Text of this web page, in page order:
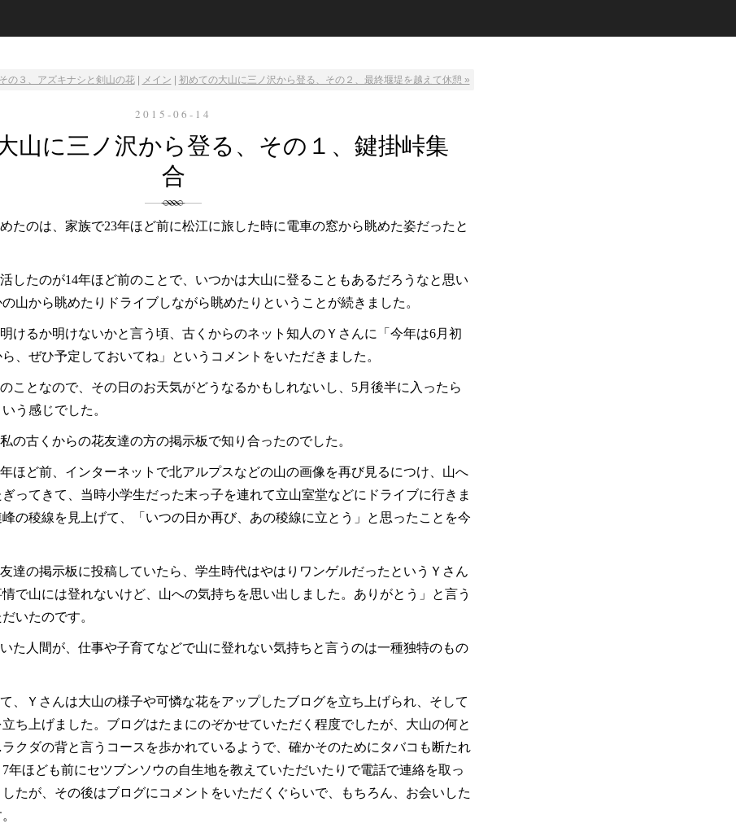
の３、アズキナシと剣山の花| メイン 初めての大山に三ノ沢から登る、その２、最終堰堤を越えて休憩 »
2015-06-14
山に三ノ沢から登る、その１、鍵掛峠集
合
たのは、家族で23年ほど前に松江に旅した時に電車の窓から眺めた姿だったと
したのが14年ほど前のことで、いつかは大山に登ることもあるだろうなと思い
山から眺めたりドライブしながら眺めたりということが続きました。
けるか明けないかと言う頃、古くからのネット知人のＹさんに「今年は6月初
、ぜひ予定しておいてね」というコメントをいただきました。
ことなので、その日のお天気がどうなるかもしれないし、5月後半に入ったら
う感じでした。
の古くからの花友達の方の掲示板で知り合ったのでした。
ほど前、インターネットで北アルプスなどの山の画像を再び見るにつけ、山へ
ってきて、当時小学生だった末っ子を連れて立山室堂などにドライブに行きま
の稜線を見上げて、「いつの日か再び、あの稜線に立とう」と思ったことを今
達の掲示板に投稿していたら、学生時代はやはりワンゲルだったというＹさん
で山には登れないけど、山への気持ちを思い出しました。ありがとう」と言う
いたのです。
た人間が、仕事や子育てなどで山に登れない気持ちと言うのは一種独特のもの
、Ｙさんは大山の様子や可憐な花をアップしたブログを立ち上げられ、そして
ち上げました。ブログはたまにのぞかせていただく程度でしたが、大山の何と
クダの背と言うコースを歩かれているようで、確かそのためにタバコも断たれ
年ほども前にセツブンソウの自生地を教えていただいたりで電話で連絡を取っ
たが、その後はブログにコメントをいただくぐらいで、もちろん、お会いした